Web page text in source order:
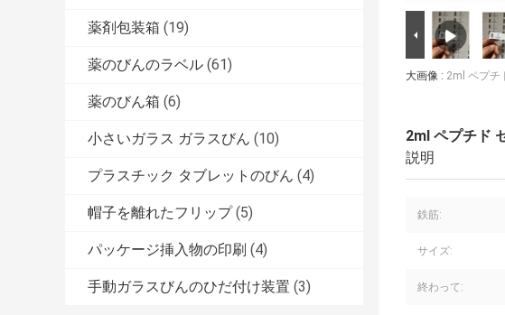
薬剤包装箱 (19)
薬のびんのラベル (61)
薬のびん箱 (6)
小さいガラス ガラスびん (10)
プラスチック タブレットのびん (4)
帽子を離れたフリップ (5)
パッケージ挿入物の印刷 (4)
手動ガラスびんのひだ付け装置 (3)
大画像 : 2ml ペプチ
2ml ペプチド
説明
鉄筋:
サイズ:
終わって: